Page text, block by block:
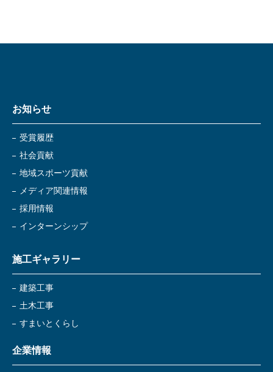
お知らせ
受賞履歴
社会貢献
地域スポーツ貢献
メディア関連情報
採用情報
インターンシップ
施工ギャラリー
建築工事
土木工事
すまいとくらし
企業情報